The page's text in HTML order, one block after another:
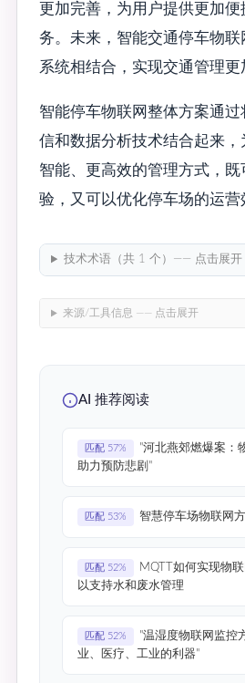
更加完善，为用户提供更加
务。未来，智能交通停车物
系统相结合，实现交通管理更
智能停车物联网整体方案通过
信和数据分析技术结合起来，
智能、更高效的管理方式，
验，又可以优化停车场的运营
技术术语（共 1 个）—— 点击展开
来源/工具信息 —— 点击展开
AI 推荐阅读
匹配 57%
"河北燕郊燃爆案：
助力预防悲剧"
匹配 53% 智慧停车场物联网
匹配 52%
MQTT如何实现物
以支持水和废水管理
匹配 52%
"温湿度物联网监控
业、医疗、工业的利器"